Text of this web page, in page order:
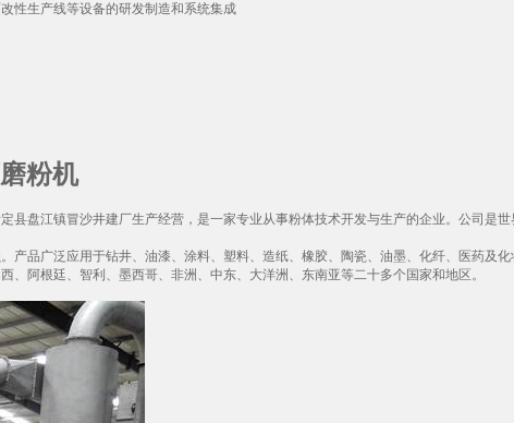
性生产线等设备的研发制造和系统集成
粉机
县盘江镇冒沙井建厂生产经营，是一家专业从事粉体技术开发与生产的企业。公司是
品广泛应用于钻井、油漆、涂料、塑料、造纸、橡胶、陶瓷、油墨、化纤、医药及
阿根廷、智利、墨西哥、非洲、中东、大洋洲、东南亚等二十多个国家和地区。